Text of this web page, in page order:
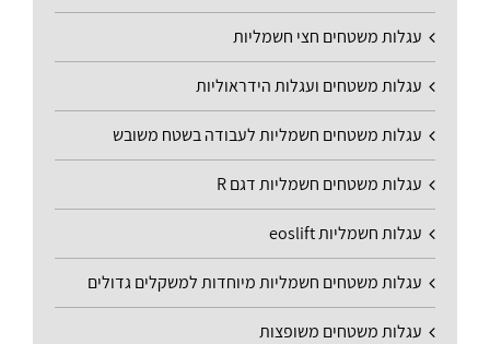
עגלות משטחים חצי חשמליות
עגלות משטחים ועגלות הידראוליות
עגלות משטחים חשמליות לעבודה בשטח משובש
עגלות משטחים חשמליות דגם R
עגלות חשמליות eoslift
עגלות משטחים חשמליות מיוחדות למשקלים גדולים
עגלות משטחים משופצות